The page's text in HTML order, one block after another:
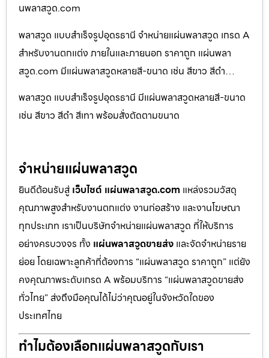
นพลาสวูด.com
พลาสวูด แบบสำเร็จรูปอุดรธานี จำหน่ายแผ่นพลาสวูด เกรด A
สำหรับงานตกแต่ง ภายในและภายนอก ราคาถูก แผ่นพลา
สวูด.com มีแผ่นพลาสวูดหลายสี-ขนาด เช่น สีขาว สีดำ…
พลาสวูด แบบสำเร็จรูปอุดรธานี มีแผ่นพลาสวูดหลายสี-ขนาด
เช่น สีขาว สีดำ สีเทา พร้อมสั่งตัดตามขนาด
จำหน่ายแผ่นพลาสวูด
ยินดีต้อนรับสู่ เว็บไซต์ แผ่นพลาสวูด.com แหล่งรวมวัสดุ
คุณภาพสูงสำหรับงานตกแต่ง งานก่อสร้าง และงานโฆษณา
ทุกประเภท เราเป็นบริษัทจำหน่ายแผ่นพลาสวูด ที่ให้บริการ
อย่างครบวงจร ทั้ง แผ่นพลาสวูดขายส่ง และจัดจำหน่ายราย
ย่อย โดยเฉพาะลูกค้าที่ต้องการ “แผ่นพลาสวูด ราคาถูก” แต่ยัง
คงคุณภาพระดับเกรด A พร้อมบริการ “แผ่นพลาสวูดขายส่ง
ทั่วไทย” ส่งถึงมือคุณได้ไม่ว่าคุณอยู่ในจังหวัดใดของ
ประเทศไทย
ทำไมต้องเลือกแผ่นพลาสวูดกับเรา